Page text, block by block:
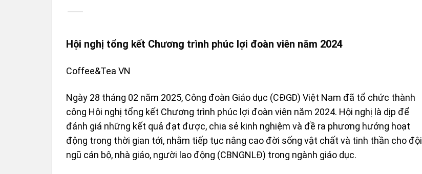
Hội nghị tổng kết Chương trình phúc lợi đoàn viên năm 2024
Coffee&Tea VN
Ngày 28 tháng 02 năm 2025, Công đoàn Giáo dục (CĐGD) Việt Nam đã tổ chức thành
công Hội nghị tổng kết Chương trình phúc lợi đoàn viên năm 2024. Hội nghị là dịp để
đánh giá những kết quả đạt được, chia sẻ kinh nghiệm và đề ra phương hướng hoạt
động trong thời gian tới, nhằm tiếp tục nâng cao đời sống vật chất và tinh thần cho đội
ngũ cán bộ, nhà giáo, người lao động (CBNGNLĐ) trong ngành giáo dục.